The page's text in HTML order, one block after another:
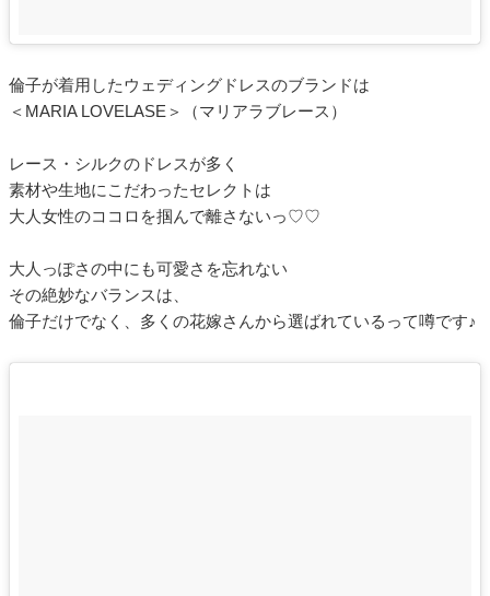
倫子が着用したウェディングドレスのブランドは
＜MARIA LOVELASE＞（マリアラブレース）
レース・シルクのドレスが多く
素材や生地にこだわったセレクトは
大人女性のココロを掴んで離さないっ♡♡
大人っぽさの中にも可愛さを忘れない
その絶妙なバランスは、
倫子だけでなく、多くの花嫁さんから選ばれているって噂です♪